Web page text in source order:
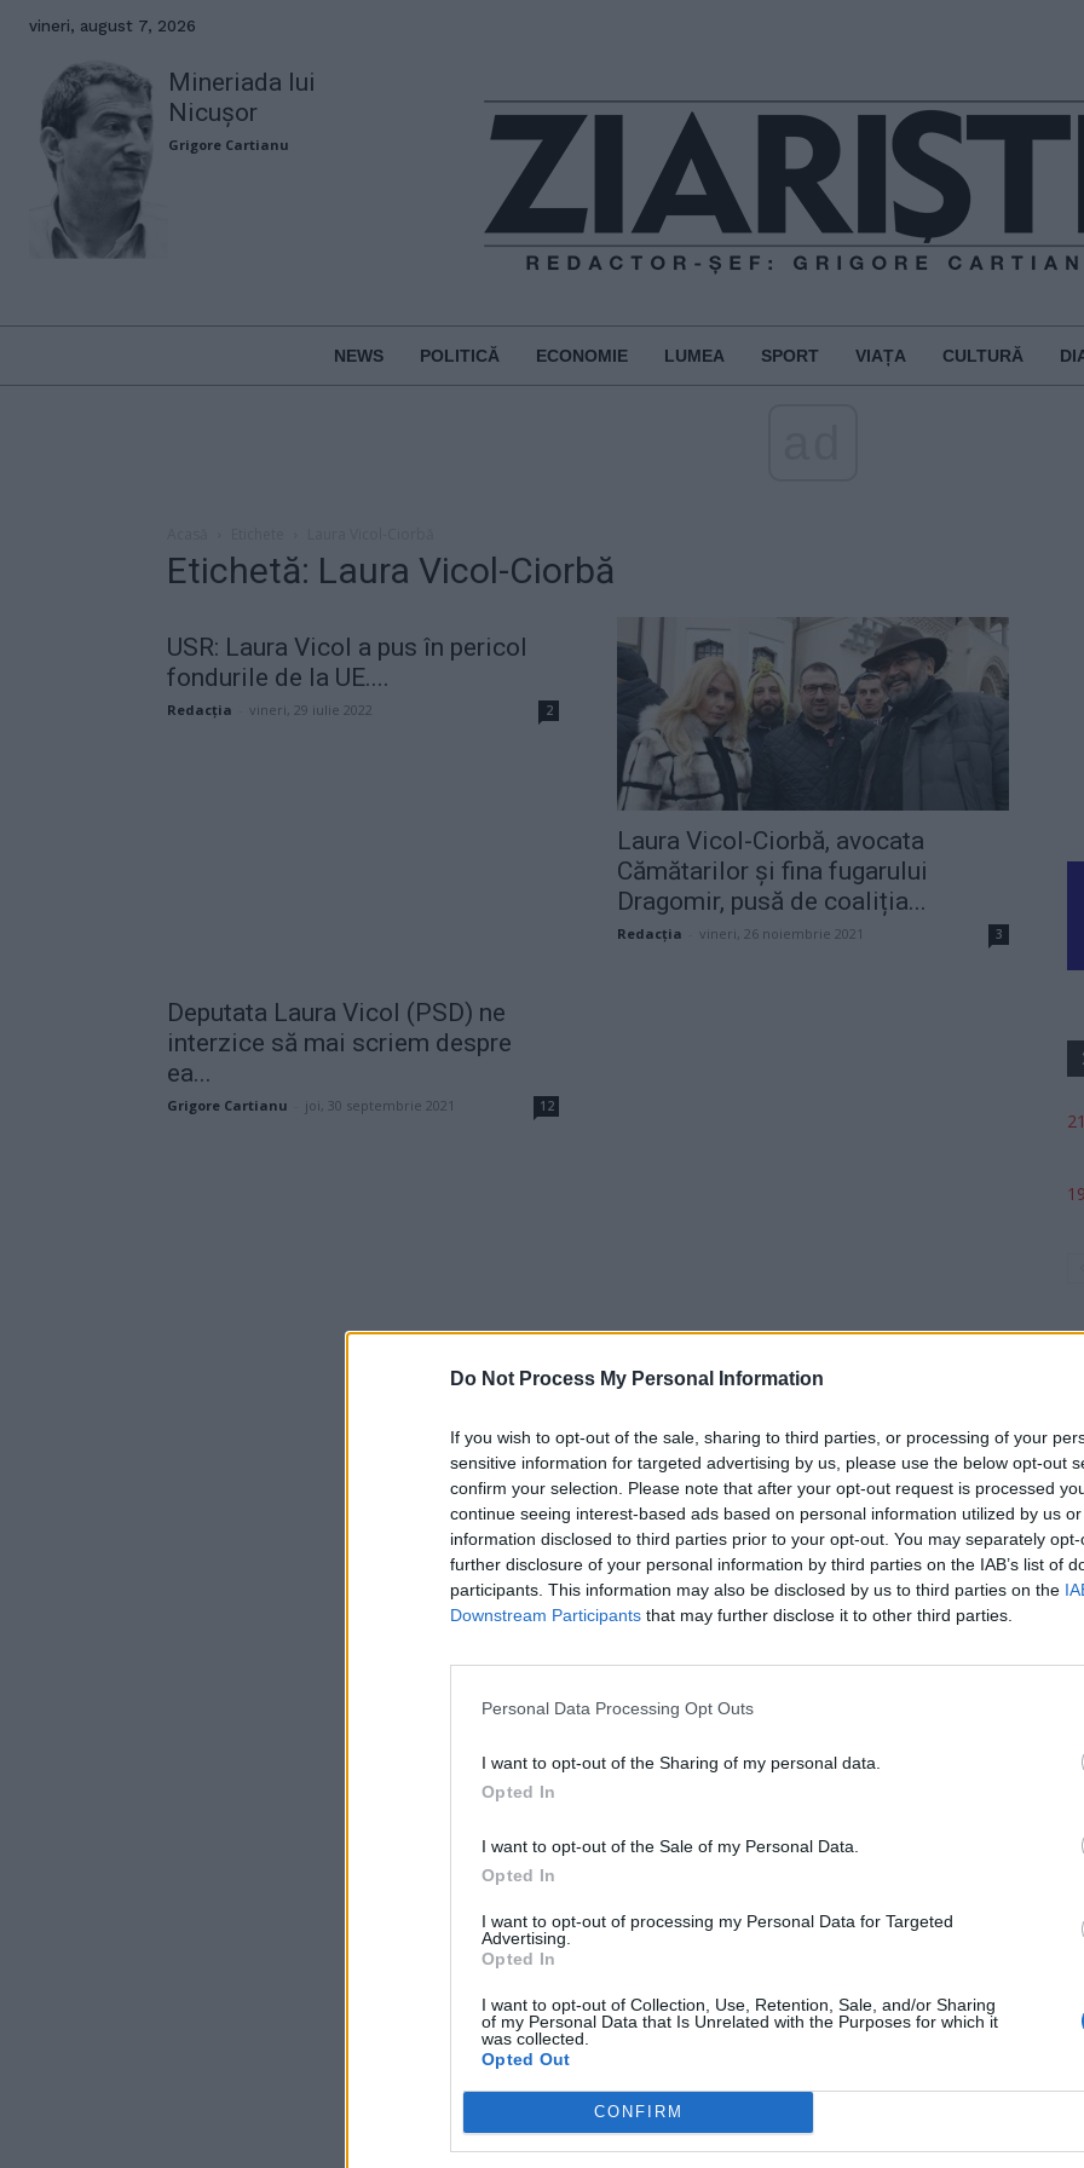
Do Not Process My Personal Information
If you wish to opt-out of the sale, sharing to third parties, or processing of your
sensitive information for targeted advertising by us, please use the below opt-out
confirm your selection. Please note that after your opt-out request is processed
continue seeing interest-based ads based on personal information utilized by us
information disclosed to third parties prior to your opt-out. You may separately
further disclosure of your personal information by third parties on the IAB’s list of
participants. This information may also be disclosed by us to third parties on the
Downstream Participants that may further disclose it to other third parties.
Personal Data Processing Opt Outs
I want to opt-out of the Sharing of my personal data.
Opted In
I want to opt-out of the Sale of my Personal Data.
Opted In
I want to opt-out of processing my Personal Data for Targeted
Advertising.
Opted In
I want to opt-out of Collection, Use, Retention, Sale, and/or Sharing
of my Personal Data that Is Unrelated with the Purposes for which it
was collected.
Opted Out
CONFIRM
vineri, august 7, 2026
Mineriada lui
Nicușor
Grigore Cartianu
NEWS POLITICĂ ECONOMIE LUMEA SPORT VIAȚA CULTURĂ
Etichetă: Laura Vicol-Ciorbă
USR: Laura Vicol a pus în pericol
fondurile de la UE....
Redacţia vineri, 29 iulie 2022 2
Laura Vicol-Ciorbă, avocata
Cămătarilor și fina fugarului
Dragomir, pusă de coaliția...
Redacţia vineri, 26 noiembrie 2021 3
Deputata Laura Vicol (PSD) ne
interzice să mai scriem despre
ea...
Grigore Cartianu joi, 30 septembrie 2021 12